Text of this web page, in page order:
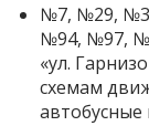
№7, №29,
№94, №97,
«ул.
схемам